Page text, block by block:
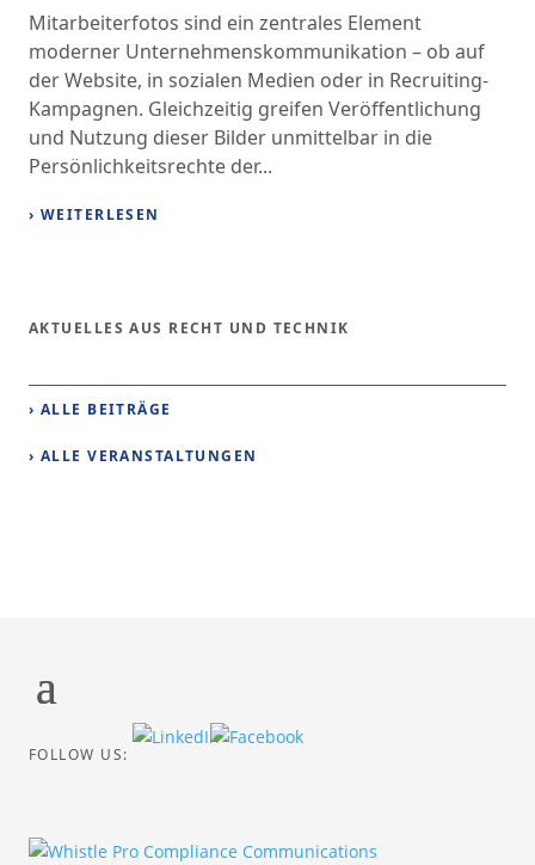
Mitarbeiterfotos sind ein zentrales Element
moderner Unternehmenskommunikation – ob auf
der Website, in sozialen Medien oder in Recruiting-
Kampagnen. Gleichzeitig greifen Veröffentlichung
und Nutzung dieser Bilder unmittelbar in die
Persönlichkeitsrechte der...
› WEITERLESEN
AKTUELLES AUS RECHT UND TECHNIK
› ALLE BEITRÄGE
› ALLE VERANSTALTUNGEN
FOLLOW US: